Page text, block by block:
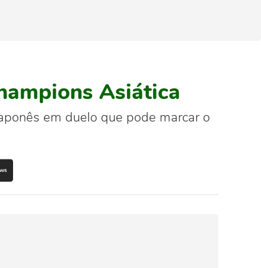
Asiática
em duelo que pode marcar o